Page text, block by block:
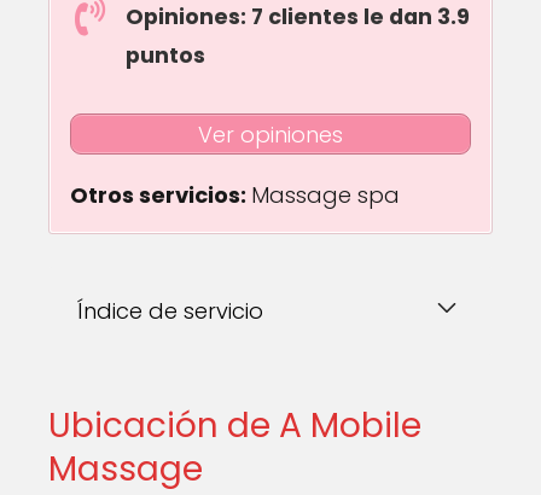
Opiniones: 7 clientes le dan 3.9
puntos
Ver opiniones
Otros servicios: Massage spa
Índice de servicio
Ubicación de A Mobile
Massage